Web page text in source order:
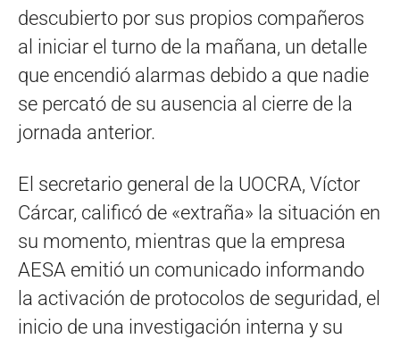
descubierto por sus propios compañeros
al iniciar el turno de la mañana, un detalle
que encendió alarmas debido a que nadie
se percató de su ausencia al cierre de la
jornada anterior.
El secretario general de la UOCRA, Víctor
Cárcar, calificó de «extraña» la situación en
su momento, mientras que la empresa
AESA emitió un comunicado informando
la activación de protocolos de seguridad, el
inicio de una investigación interna y su